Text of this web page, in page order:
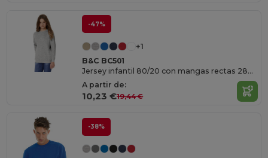
-47%
+1
B&C BC501
Jersey infantil 80/20 con mangas rectas 280 PST
A partir de:
10,23 €19,44 €
-38%